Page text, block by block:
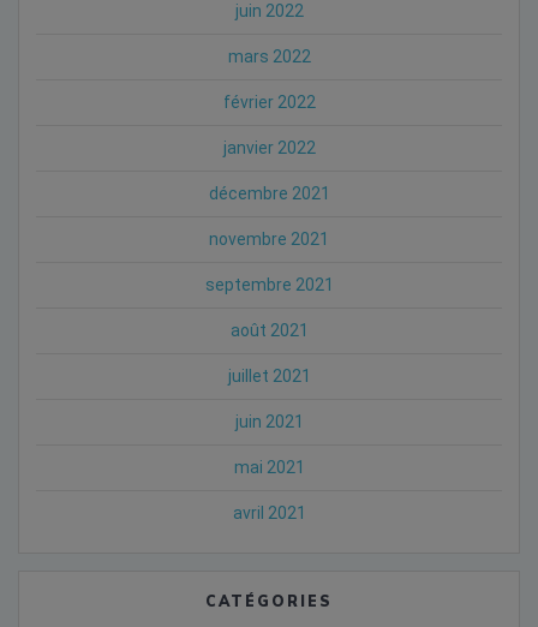
juin 2022
mars 2022
février 2022
janvier 2022
décembre 2021
novembre 2021
septembre 2021
août 2021
juillet 2021
juin 2021
mai 2021
avril 2021
CATÉGORIES